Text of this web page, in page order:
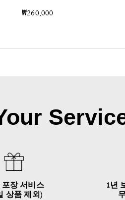
₩260,000
포장 서비스
상품 제외)
1년